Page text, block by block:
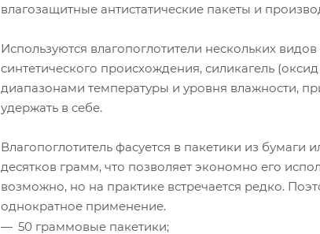
влагозащитные антистатические пакеты и
Используются влагопоглотители нескольких
синтетического происхождения, силикагель
диапазонами температуры и уровня влажности,
удержать в себе.
Влагопоглотитель фасуется в пакетики из бумаги
десятков грамм, что позволяет экономно его
возможно, но на практике встречается редко.
однократное применение.
50 граммовые пакетики;